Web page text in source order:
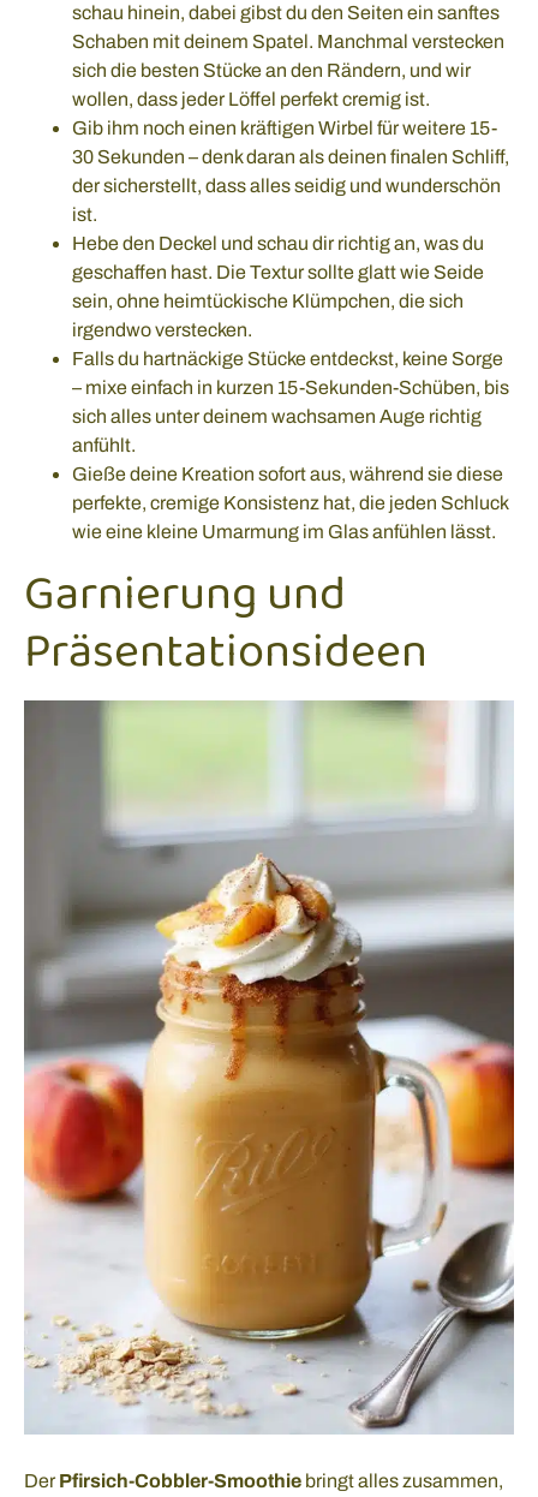
schau hinein, dabei gibst du den Seiten ein sanftes
Schaben mit deinem Spatel. Manchmal verstecken
sich die besten Stücke an den Rändern, und wir
wollen, dass jeder Löffel perfekt cremig ist.
Gib ihm noch einen kräftigen Wirbel für weitere 15-
30 Sekunden – denk daran als deinen finalen Schliff,
der sicherstellt, dass alles seidig und wunderschön
ist.
Hebe den Deckel und schau dir richtig an, was du
geschaffen hast. Die Textur sollte glatt wie Seide
sein, ohne heimtückische Klümpchen, die sich
irgendwo verstecken.
Falls du hartnäckige Stücke entdeckst, keine Sorge
– mixe einfach in kurzen 15-Sekunden-Schüben, bis
sich alles unter deinem wachsamen Auge richtig
anfühlt.
Gieße deine Kreation sofort aus, während sie diese
perfekte, cremige Konsistenz hat, die jeden Schluck
wie eine kleine Umarmung im Glas anfühlen lässt.
Garnierung und
Präsentationsideen
DerPfirsich-Cobbler-Smoothie bringt alles zusammen,